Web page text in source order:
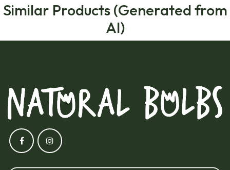
Similar Products (Generated from
AI)